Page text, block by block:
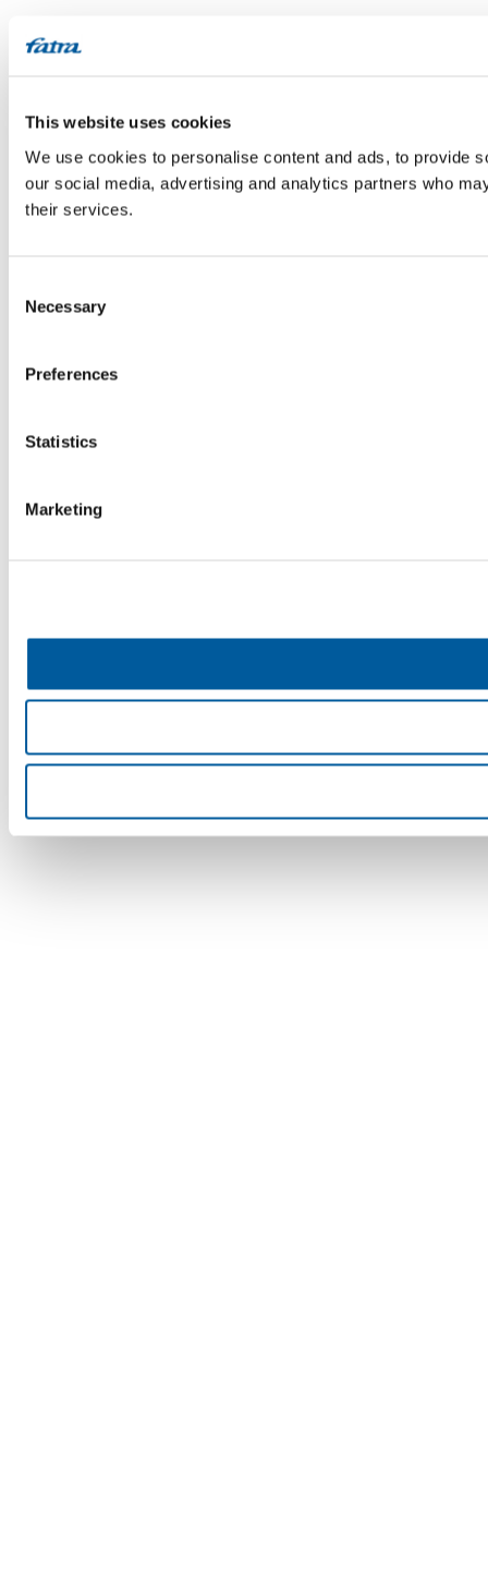
This website uses cookies
We use cookies to personalise content and ads, to provide
our social media, advertising and analytics partners who
their services.
Selection
Necessary
Preferences
Statistics
Marketing